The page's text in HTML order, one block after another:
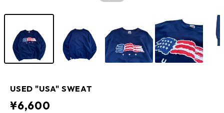
USED "USA" SWEAT
¥6,600